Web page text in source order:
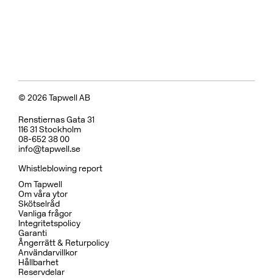
© 2026 Tapwell AB
Renstiernas Gata 31
116 31 Stockholm
08-652 38 00
info@tapwell.se
Whistleblowing report
Om Tapwell
Om våra ytor
Skötselråd
Vanliga frågor
Integritetspolicy
Garanti
Ångerrätt & Returpolicy
Användarvillkor
Hållbarhet
Reservdelar